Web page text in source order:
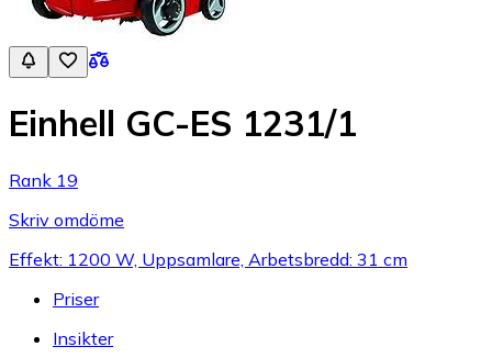
Einhell GC-ES 1231/1
Rank 19
Skriv omdöme
Effekt: 1200 W, Uppsamlare, Arbetsbredd: 31 cm
Priser
Insikter